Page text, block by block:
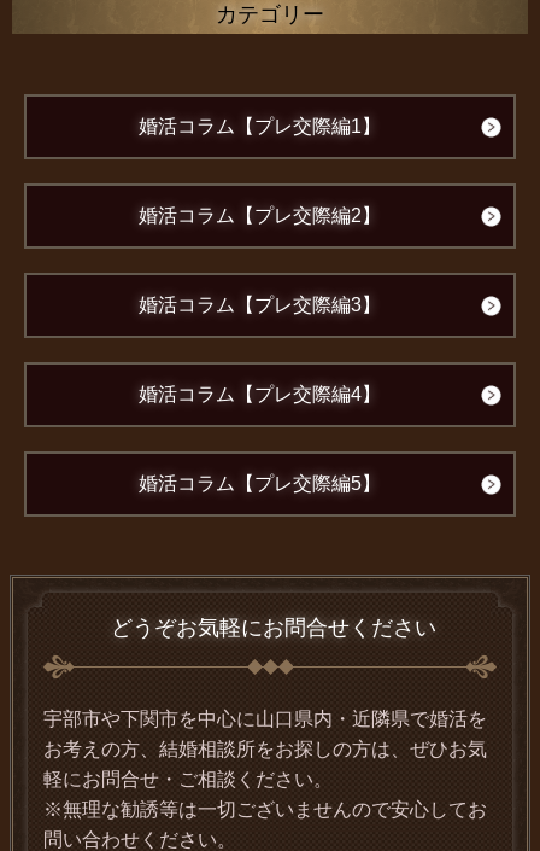
カテゴリー
婚活コラム【プレ交際編1】
婚活コラム【プレ交際編2】
婚活コラム【プレ交際編3】
婚活コラム【プレ交際編4】
婚活コラム【プレ交際編5】
どうぞお気軽にお問合せください
宇部市や下関市を中心に山口県内・近隣県で婚活を
お考えの方、結婚相談所をお探しの方は、ぜひお気
軽にお問合せ・ご相談ください。
※無理な勧誘等は一切ございませんので安心してお
問い合わせください。